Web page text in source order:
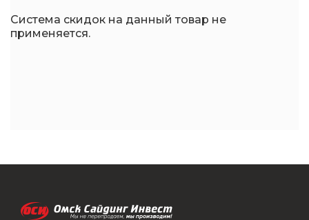
Система скидок на данный товар не
применяется.